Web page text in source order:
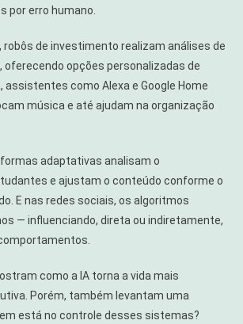
por erro humano.
robôs de investimento realizam análises de
oferecendo opções personalizadas de
assistentes como Alexa e Google Home
música e até ajudam na organização
adaptativas analisam o
e ajustam o conteúdo conforme o
E nas redes sociais, os algoritmos
— influenciando, direta ou indiretamente,
como a IA torna a vida mais
Porém, também levantam uma
está no controle desses sistemas?